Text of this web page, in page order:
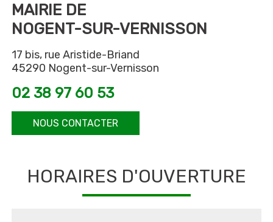
MAIRIE DE
NOGENT-SUR-VERNISSON
17 bis, rue Aristide-Briand
45290 Nogent-sur-Vernisson
02 38 97 60 53
NOUS CONTACTER
HORAIRES D'OUVERTURE